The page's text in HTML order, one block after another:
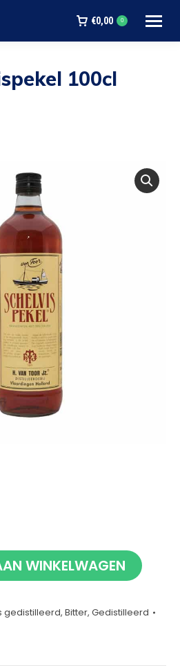
€0,00 0
100cl
WINKELWAGEN
gedistilleerd, Bitter, Gedistilleerd